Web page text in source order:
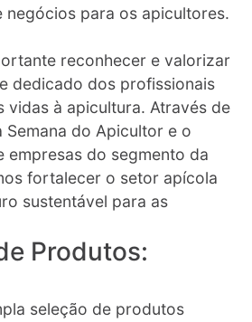
negócios para os apicultores.
reconhecer e valorizar
dedicado dos profissionais
vidas à apicultura. Através de
Semana do Apicultor e o
empresas do segmento da
fortalecer o setor apícola
sustentável para as
Produtos:
seleção de produtos